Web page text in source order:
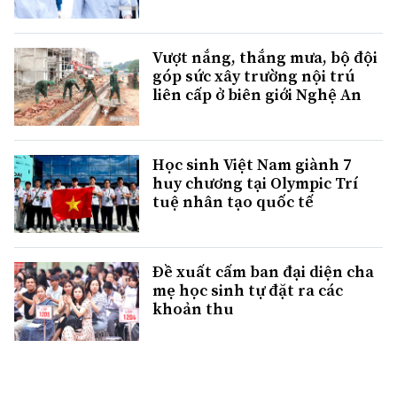
Vượt nắng, thắng mưa, bộ đội
góp sức xây trường nội trú
liên cấp ở biên giới Nghệ An
Học sinh Việt Nam giành 7
huy chương tại Olympic Trí
tuệ nhân tạo quốc tế
Đề xuất cấm ban đại diện cha
mẹ học sinh tự đặt ra các
khoản thu